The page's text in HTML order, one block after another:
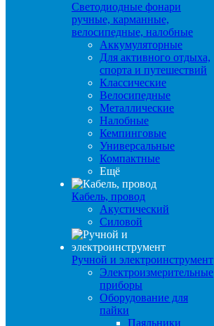
Светодиодные фонари
ручные, карманные,
велосипедные, налобные
Аккумуляторные
Для активного отдыха,
спорта и путешествий
Классические
Велосипедные
Металлические
Налобные
Кемпинговые
Универсальные
Компактные
Ещё
Кабель, провод
Акустический
Силовой
Ручной и электроинструмент
Электроизмерительные
приборы
Оборудование для
пайки
Паяльники